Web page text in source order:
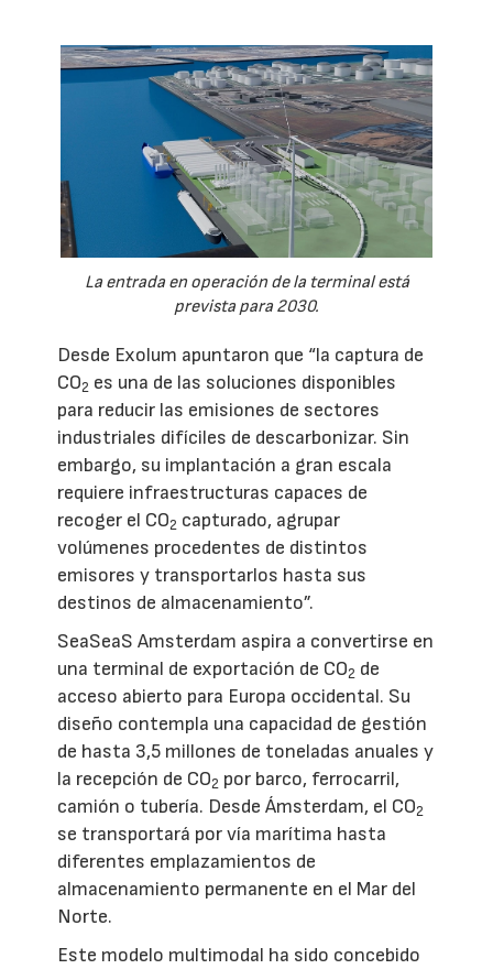
La entrada en operación de la terminal está
prevista para 2030.
Desde Exolum apuntaron que “la captura de
CO2 es una de las soluciones disponibles
para reducir las emisiones de sectores
industriales difíciles de descarbonizar. Sin
embargo, su implantación a gran escala
requiere infraestructuras capaces de
recoger el CO2 capturado, agrupar
volúmenes procedentes de distintos
emisores y transportarlos hasta sus
destinos de almacenamiento”.
SeaSeaS Amsterdam aspira a convertirse en
una terminal de exportación de CO2 de
acceso abierto para Europa occidental. Su
diseño contempla una capacidad de gestión
de hasta 3,5 millones de toneladas anuales y
la recepción de CO2 por barco, ferrocarril,
camión o tubería. Desde Ámsterdam, el CO2
se transportará por vía marítima hasta
diferentes emplazamientos de
almacenamiento permanente en el Mar del
Norte.
Este modelo multimodal ha sido concebido